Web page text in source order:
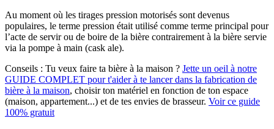
Au moment où les tirages pression motorisés sont devenus
populaires, le terme pression était utilisé comme terme principal pour
l’acte de servir ou de boire de la bière contrairement à la bière servie
via la pompe à main (cask ale).
Conseils : Tu veux faire ta bière à la maison ? Jette un oeil à notre
GUIDE COMPLET pour t'aider à te lancer dans la fabrication de
bière à la maison, choisir ton matériel en fonction de ton espace
(maison, appartement...) et de tes envies de brasseur. Voir ce guide
100% gratuit